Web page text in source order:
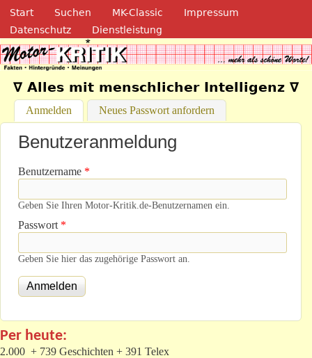
Direkt zum Inhalt
Navigation
Start Suchen MK-Classic
Impressum
Datenschutz
Dienstleistung
Motor-Kritik.de
∇ Alles mit menschlicher Intelligenz ∇
Anmelden (aktiver Reiter)
Neues Passwort anfordern
Benutzeranmeldung
Benutzername *
Geben Sie Ihren Motor-Kritik.de-Benutzernamen ein.
Passwort *
Geben Sie hier das zugehörige Passwort an.
Per heute:
2.000 + 739 Geschichten + 391 Telex